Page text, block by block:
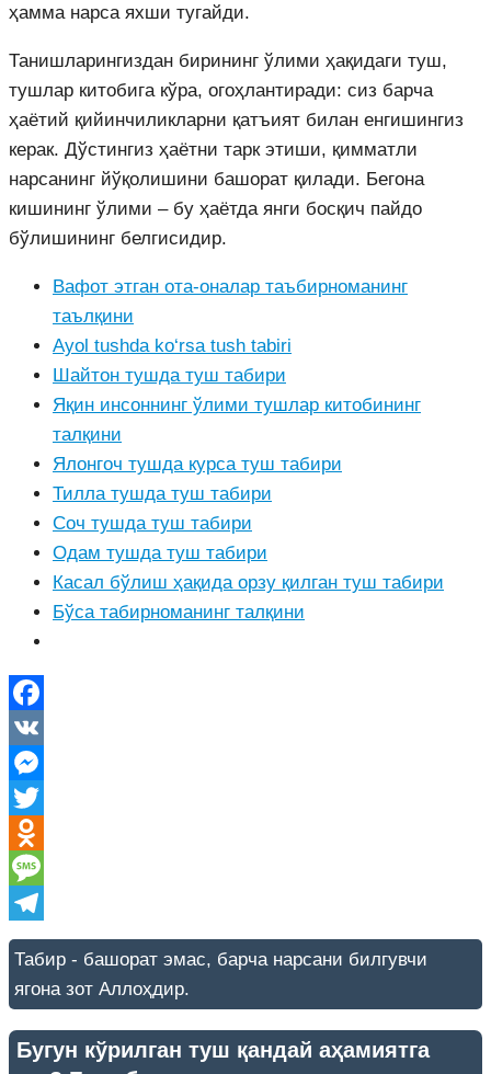
ҳамма нарса яхши тугайди.
Танишларингиздан бирининг ўлими ҳақидаги туш,
тушлар китобига кўра, огоҳлантиради: сиз барча
ҳаётий қийинчиликларни қатъият билан енгишингиз
керак. Дўстингиз ҳаётни тарк этиши, қимматли
нарсанинг йўқолишини башорат қилади. Бегона
кишининг ўлими – бу ҳаётда янги босқич пайдо
бўлишининг белгисидир.
Вафот этган ота-оналар таъбирноманинг
таълқини
Ayol tushda ko‘rsa tush tabiri
Шайтон тушда туш табири
Яқин инсоннинг ўлими тушлар китобининг
талқини
Ялонгоч тушда курса туш табири
Тилла тушда туш табири
Соч тушда туш табири
Одам тушда туш табири
Касал бўлиш ҳақида орзу қилган туш табири
Бўса табирноманинг талқини
Facebook
VK
Messenger
Twitter
Odnoklassniki
Message
Telegram
Табир - башорат эмас, барча нарсани билгувчи
ягона зот Аллоҳдир.
Бугун кўрилган туш қандай аҳамиятга